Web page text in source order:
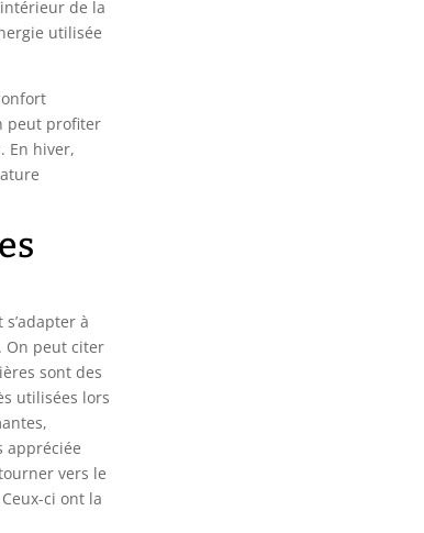
de la
utilisée
peut profiter
En hiver,
à
On peut citer
sont des
utilisées lors
appréciée
vers le
ci ont la